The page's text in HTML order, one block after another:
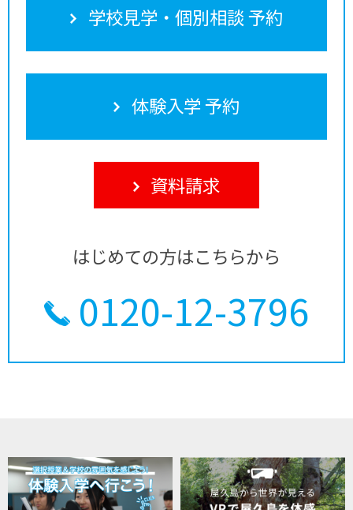
学校見学・個別相談 予約
体験入学 予約
資料請求
はじめての方はこちらから
0120-12-3796